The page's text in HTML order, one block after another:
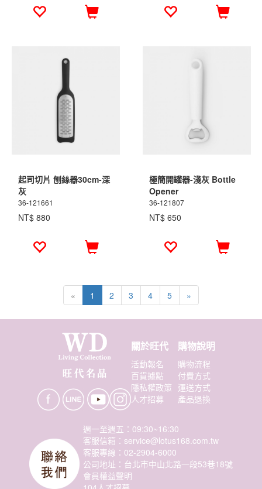
起司切片 刨絲器30cm-深
灰
36-121661
NT$ 880
極簡開罐器-淺灰 Bottle
Opener
36-121807
NT$ 650
« 1 2 3 4 5 »
關於旺代
活動報名
百貨據點
隱私權政策
人才招募
購物說明
購物流程
付費方式
運送方式
產品退換
週一至週五：09:30~16:30
客服信箱：service@lotus168.com.tw
客服專線：02-2904-6000
公司地址：台北市中山北路一段53巷18號
會員權益聲明